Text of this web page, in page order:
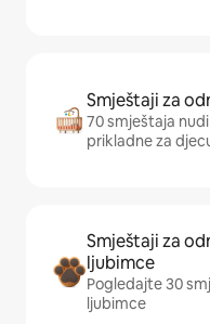
Smještaji za
70 smještaja
prikladne za
Smještaji za
ljubimce
Pogledajte 30
ljubimce